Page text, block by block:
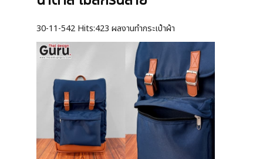
30-11-542 Hits:423 ผลงานทำกระเป๋าผ้า